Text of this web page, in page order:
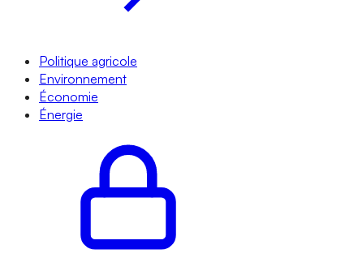
Politique agricole
Environnement
Économie
Énergie